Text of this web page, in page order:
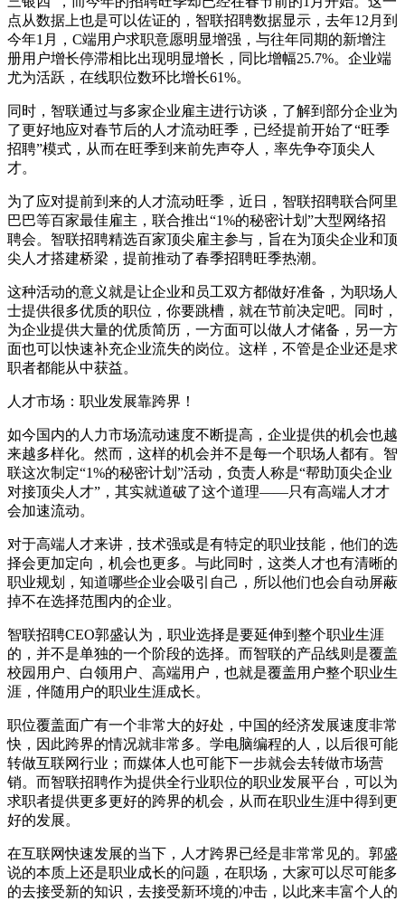
点从数据上也是可以佐证的，智联招聘数据显示，去年12月到
今年1月，C端用户求职意愿明显增强，与往年同期的新增注
册用户增长停滞相比出现明显增长，同比增幅25.7%。企业端
尤为活跃，在线职位数环比增长61%。
同时，智联通过与多家企业雇主进行访谈，了解到部分企业为
了更好地应对春节后的人才流动旺季，已经提前开始了“旺季
招聘”模式，从而在旺季到来前先声夺人，率先争夺顶尖人
才。
为了应对提前到来的人才流动旺季，近日，智联招聘联合阿里
巴巴等百家最佳雇主，联合推出“1%的秘密计划”大型网络招
聘会。智联招聘精选百家顶尖雇主参与，旨在为顶尖企业和顶
尖人才搭建桥梁，提前推动了春季招聘旺季热潮。
这种活动的意义就是让企业和员工双方都做好准备，为职场人
士提供很多优质的职位，你要跳槽，就在节前决定吧。同时，
为企业提供大量的优质简历，一方面可以做人才储备，另一方
面也可以快速补充企业流失的岗位。这样，不管是企业还是求
职者都能从中获益。
人才市场：职业发展靠跨界！
如今国内的人力市场流动速度不断提高，企业提供的机会也越
来越多样化。然而，这样的机会并不是每一个职场人都有。智
联这次制定“1%的秘密计划”活动，负责人称是“帮助顶尖企业
对接顶尖人才”，其实就道破了这个道理——只有高端人才才
会加速流动。
对于高端人才来讲，技术强或是有特定的职业技能，他们的选
择会更加定向，机会也更多。与此同时，这类人才也有清晰的
职业规划，知道哪些企业会吸引自己，所以他们也会自动屏蔽
掉不在选择范围内的企业。
智联招聘CEO郭盛认为，职业选择是要延伸到整个职业生涯
的，并不是单独的一个阶段的选择。而智联的产品线则是覆盖
校园用户、白领用户、高端用户，也就是覆盖用户整个职业生
涯，伴随用户的职业生涯成长。
职位覆盖面广有一个非常大的好处，中国的经济发展速度非常
快，因此跨界的情况就非常多。学电脑编程的人，以后很可能
转做互联网行业；而媒体人也可能下一步就会去转做市场营
销。而智联招聘作为提供全行业职位的职业发展平台，可以为
求职者提供更多更好的跨界的机会，从而在职业生涯中得到更
好的发展。
在互联网快速发展的当下，人才跨界已经是非常常见的。郭盛
说的本质上还是职业成长的问题，在职场，大家可以尽可能多
的去接受新的知识，去接受新环境的冲击，以此来丰富个人的